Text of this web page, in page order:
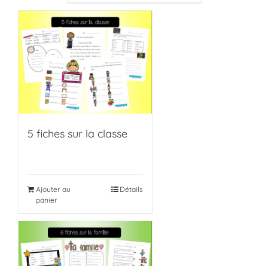
5 fiches sur la classe
Ajouter au
panier
Détails